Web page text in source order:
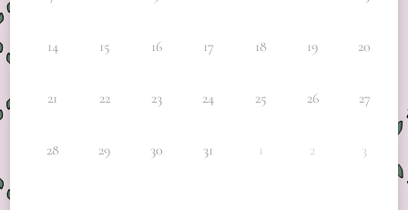
14 15 16 17 18 19 20
21 22 23 24 25 26 27
28 29 30 31 1 2 3